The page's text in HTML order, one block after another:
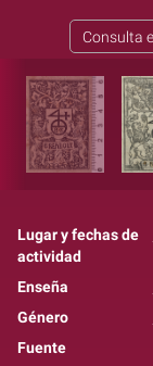
Consulta
Lugar y fechas de
actividad
Enseña
Género
Fuente